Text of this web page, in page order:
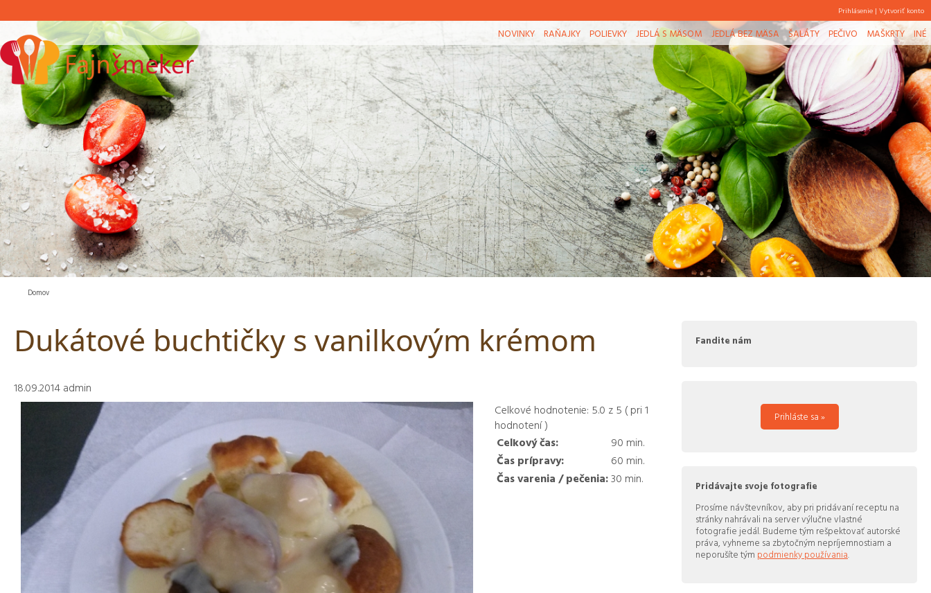
Prihlásenie | Vytvoriť konto
NOVINKY RAŇAJKY POLIEVKY JEDLÁ S MÄSOM JEDLÁ BEZ MÄSA ŠALÁTY PEČIVO MAŠKRTY INÉ
Domov
Dukátové buchtičky s vanilkovým krémom
18.09.2014 admin
Celkové hodnotenie: 5.0 z 5 ( pri1
hodnotení )
Celkový čas:
90 min.
Čas prípravy:
60 min.
Čas varenia / pečenia:30 min.
Fandite nám
Prihláste sa »
Pridávajte svoje fotografie
Prosíme návštevníkov, aby pri pridávaní receptu na
stránky nahrávali na server výlučne vlastné
fotografie jedál. Budeme tým rešpektovať autorské
práva, vyhneme sa zbytočným nepríjemnostiam a
neporušíte tým podmienky používania.